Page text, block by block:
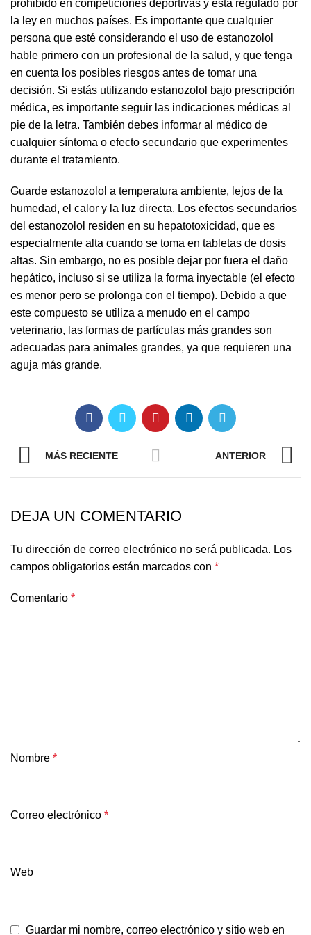
prohibido en competiciones deportivas y está regulado por
la ley en muchos países. Es importante que cualquier
persona que esté considerando el uso de estanozolol
hable primero con un profesional de la salud, y que tenga
en cuenta los posibles riesgos antes de tomar una
decisión. Si estás utilizando estanozolol bajo prescripción
médica, es importante seguir las indicaciones médicas al
pie de la letra. También debes informar al médico de
cualquier síntoma o efecto secundario que experimentes
durante el tratamiento.
Guarde estanozolol a temperatura ambiente, lejos de la
humedad, el calor y la luz directa. Los efectos secundarios
del estanozolol residen en su hepatotoxicidad, que es
especialmente alta cuando se toma en tabletas de dosis
altas. Sin embargo, no es posible dejar por fuera el daño
hepático, incluso si se utiliza la forma inyectable (el efecto
es menor pero se prolonga con el tiempo). Debido a que
este compuesto se utiliza a menudo en el campo
veterinario, las formas de partículas más grandes son
adecuadas para animales grandes, ya que requieren una
aguja más grande.
MÁS RECIENTE ANTERIOR
DEJA UN COMENTARIO
Tu dirección de correo electrónico no será publicada. Los
campos obligatorios están marcados con *
Comentario *
Nombre *
Correo electrónico *
Web
Guardar mi nombre, correo electrónico y sitio web en